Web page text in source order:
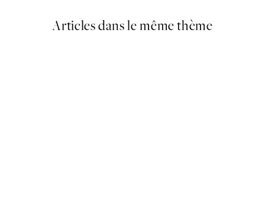
Articles dans le même thème